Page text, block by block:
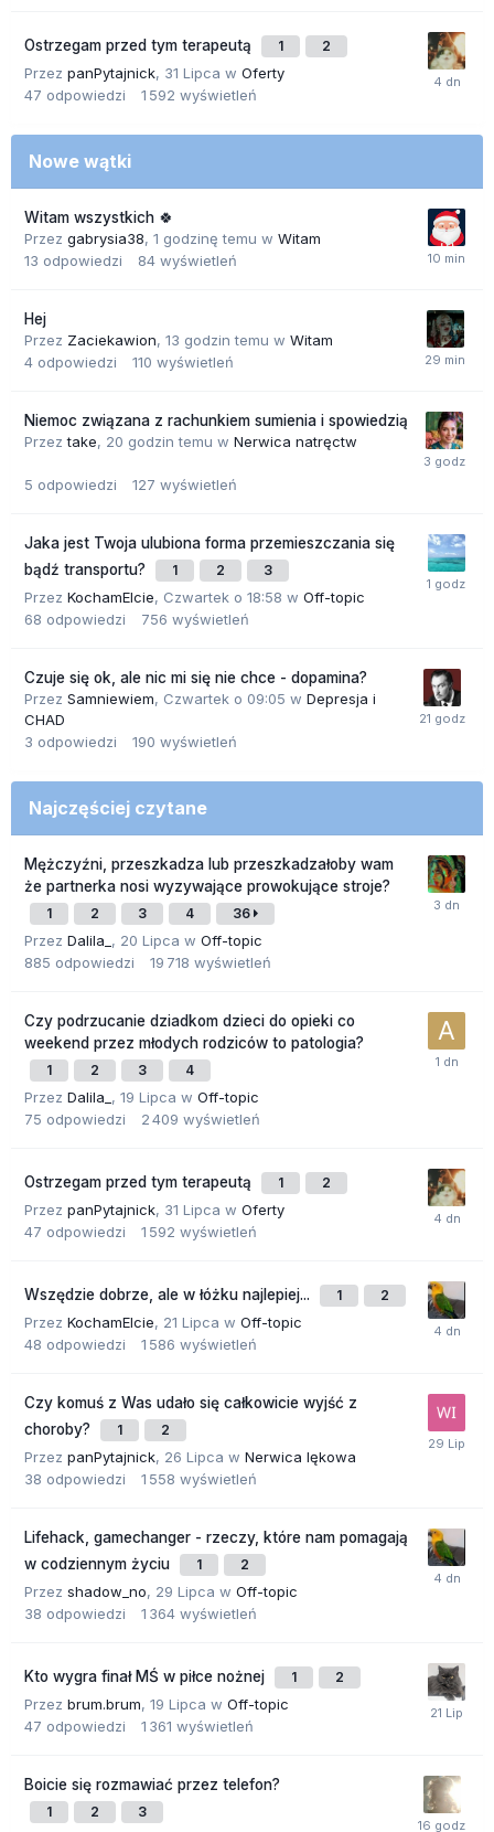
Ostrzegam przed tym terapeutą 1 2
Przez panPytajnick, 31 Lipca w Oferty
47 odpowiedzi 1 592 wyświetleń
Nowe wątki
Witam wszystkich 🍀
Przez gabrysia38, 1 godzinę temu w Witam
13 odpowiedzi 84 wyświetleń
Hej
Przez Zaciekawion, 13 godzin temu w Witam
4 odpowiedzi 110 wyświetleń
Niemoc związana z rachunkiem sumienia i spowiedzią
Przeztake, 20 godzin temu w Nerwica natręctw
5 odpowiedzi 127 wyświetleń
Jaka jest Twoja ulubiona forma przemieszczania się
bądź transportu?
1 2 3
Przez KochamElcie, Czwartek o 18:58 w Off-topic
68 odpowiedzi 756 wyświetleń
Czuje się ok, ale nic mi się nie chce - dopamina?
Przez Samniewiem, Czwartek o 09:05 w Depresja i
CHAD
3 odpowiedzi 190 wyświetleń
Najczęściej czytane
Mężczyźni, przeszkadza lub przeszkadzałoby wam
że partnerka nosi wyzywające prowokujące stroje?
1 2 3 4 36
Przez Dalila_ , 20 Lipca w Off-topic
885 odpowiedzi 19 718 wyświetleń
Czy podrzucanie dziadkom dzieci do opieki co
weekend przez młodych rodziców to patologia?
1 2 3 4
Przez Dalila_ , 19 Lipca w Off-topic
75 odpowiedzi 2 409 wyświetleń
Ostrzegam przed tym terapeutą 1 2
Przez panPytajnick, 31 Lipca w Oferty
47 odpowiedzi 1 592 wyświetleń
Wszędzie dobrze, ale w łóżku najlepiej... 1 2
Przez KochamElcie, 21 Lipca w Off-topic
48 odpowiedzi 1 586 wyświetleń
Czy komuś z Was udało się całkowicie wyjść z
choroby?
1 2
Przez panPytajnick, 26 Lipca w Nerwica lękowa
38 odpowiedzi 1 558 wyświetleń
Lifehack, gamechanger - rzeczy, które nam pomagają
w codziennym życiu
1 2
Przez shadow_no, 29 Lipca w Off-topic
38 odpowiedzi 1 364 wyświetleń
Kto wygra finał MŚ w piłce nożnej 1 2
Przez brum.brum, 19 Lipca w Off-topic
47 odpowiedzi 1 361 wyświetleń
Boicie się rozmawiać przez telefon?
1 2 3